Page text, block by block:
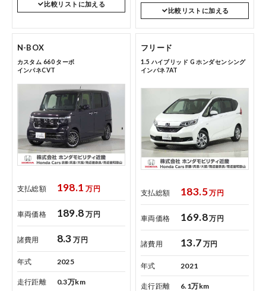
点検・整備のご予約
各店舗へのお問い合わせ
比較リストに加える
比較リストに加える
N-BOX
カスタム 660 ターボ
インパネCVT
支払総額 198.1 万円
車両価格 189.8 万円
諸費用 8.3 万円
年式 2025
走行距離 0.3万km
フリード
1.5 ハイブリッド G ホンダセンシング
インパネ7AT
支払総額 183.5万円
車両価格 169.8万円
諸費用 13.7 万円
年式 2021
走行距離 6.1万km